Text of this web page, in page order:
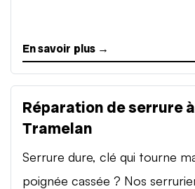
En savoir plus →
Réparation de serrure
Tramelan
Serrure dure, clé qui tourne
poignée cassée ? Nos